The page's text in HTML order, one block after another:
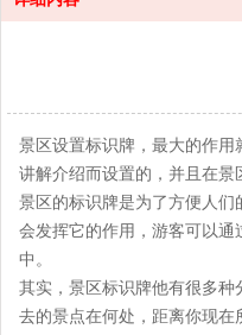
景区设置标识牌，最大的作
讲解介绍而设置的，并且在景
景区的标识牌是为了方便人
会发挥它的作用，游客可以
中。
其实，景区标识牌他有很多
去的景点在何处，距离你现